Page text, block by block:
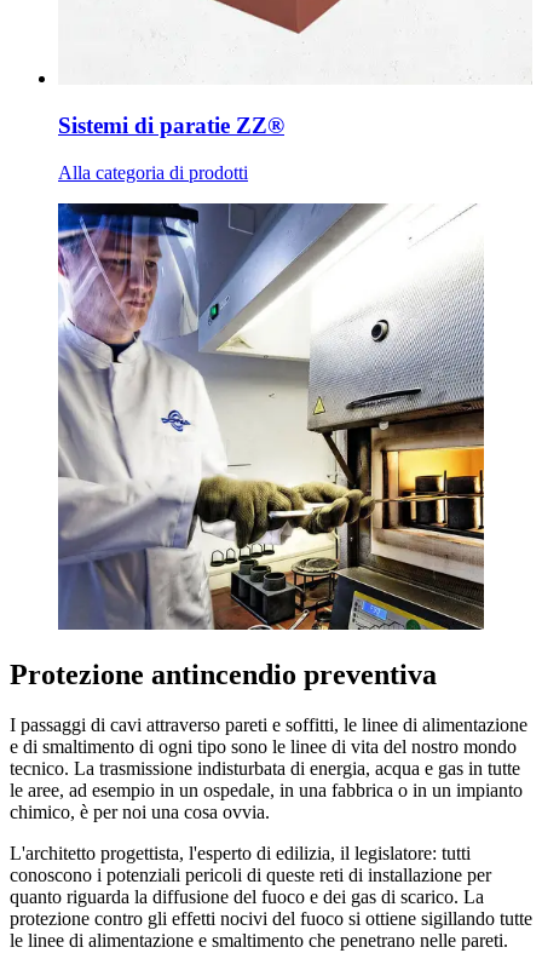
Sistemi di paratie ZZ®
Alla categoria di prodotti
Protezione antincendio preventiva
I passaggi di cavi attraverso pareti e soffitti, le linee di alimentazione
e di smaltimento di ogni tipo sono le linee di vita del nostro mondo
tecnico. La trasmissione indisturbata di energia, acqua e gas in tutte
le aree, ad esempio in un ospedale, in una fabbrica o in un impianto
chimico, è per noi una cosa ovvia.
L'architetto progettista, l'esperto di edilizia, il legislatore: tutti
conoscono i potenziali pericoli di queste reti di installazione per
quanto riguarda la diffusione del fuoco e dei gas di scarico. La
protezione contro gli effetti nocivi del fuoco si ottiene sigillando tutte
le linee di alimentazione e smaltimento che penetrano nelle pareti.